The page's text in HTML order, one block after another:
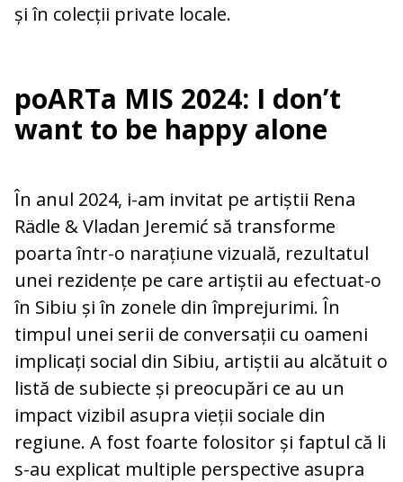
și în colecții private locale.
poARTa MIS 2024: I don’t
want to be happy alone
În anul 2024, i-am invitat pe artiștii Rena
Rädle & Vladan Jeremić să transforme
poarta într-o narațiune vizuală, rezultatul
unei rezidențe pe care artiștii au efectuat-o
în Sibiu și în zonele din împrejurimi. În
timpul unei serii de conversații cu oameni
implicați social din Sibiu, artiștii au alcătuit o
listă de subiecte și preocupări ce au un
impact vizibil asupra vieții sociale din
regiune. A fost foarte folositor și faptul că li
s-au explicat multiple perspective asupra